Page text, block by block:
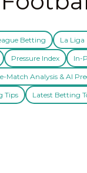
Betting La Liga
Pressure Index In-
Match Analysis & AI
Tips Latest Betting